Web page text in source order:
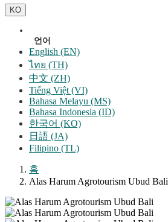
KO
언어
English (EN)
ไทย (TH)
中文 (ZH)
Tiếng Việt (VI)
Bahasa Melayu (MS)
Bahasa Indonesia (ID)
한국어 (KO)
日語 (JA)
Filipino (TL)
홈
Alas Harum Agrotourism Ubud Bali